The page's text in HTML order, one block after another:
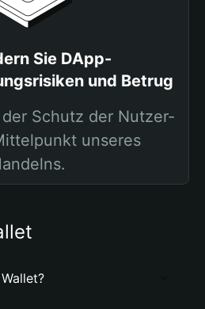
Sie DApp-
und Betrug
Schutz der Nutzer-
unseres